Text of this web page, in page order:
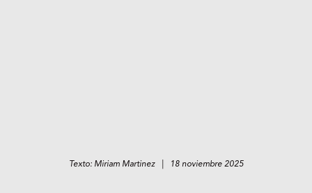
Texto: Miriam Martinez | 18 noviembre 2025